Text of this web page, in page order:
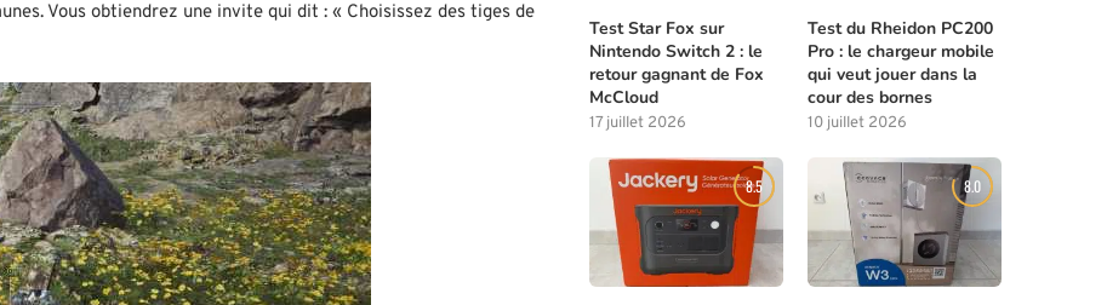
Vous obtiendrez une invite qui dit : « Choisissez des tiges de
Test Star Fox sur
Nintendo Switch 2 : le
retour gagnant de Fox
McCloud
17 juillet 2026
Test du Rheidon PC200
Pro : le chargeur mobile
qui veut jouer dans la
cour des bornes
10 juillet 2026
8.5 8.0